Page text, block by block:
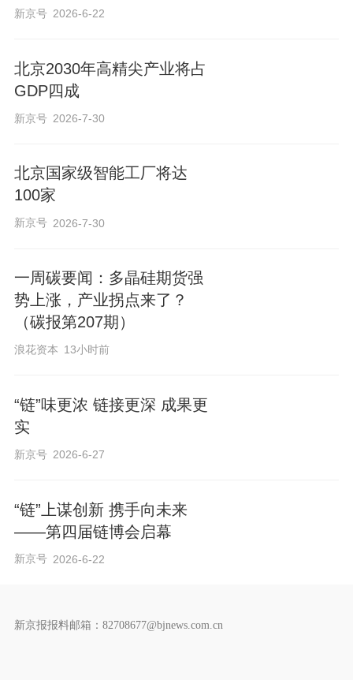
新京号 2026-6-22
北京2030年高精尖产业将占
GDP四成
新京号 2026-7-30
北京国家级智能工厂将达
100家
新京号 2026-7-30
一周碳要闻：多晶硅期货强
势上涨，产业拐点来了？
（碳报第207期）
浪花资本 13小时前
“链”味更浓 链接更深 成果更
实
新京号 2026-6-27
“链”上谋创新 携手向未来
——第四届链博会启幕
新京号 2026-6-22
新京报报料邮箱：82708677@bjnews.com.cn